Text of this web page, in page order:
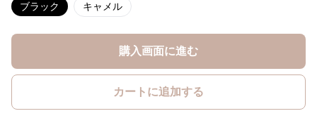
ブラック キャメル
購入画面に進む
カートに追加する